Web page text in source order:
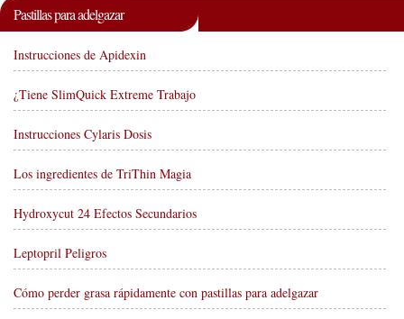
Pastillas para adelgazar
Instrucciones de Apidexin
¿Tiene SlimQuick Extreme Trabajo
Instrucciones Cylaris Dosis
Los ingredientes de TriThin Magia
Hydroxycut 24 Efectos Secundarios
Leptopril Peligros
Cómo perder grasa rápidamente con pastillas para adelgazar